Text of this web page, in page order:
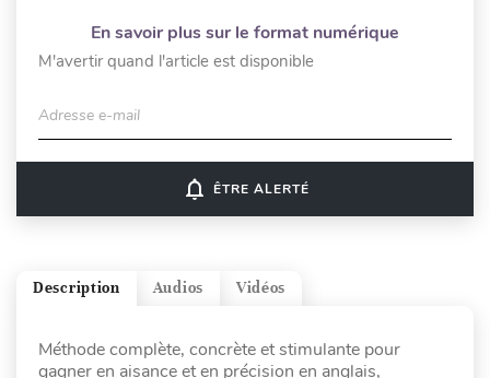
En savoir plus sur le format numérique
M'avertir quand l'article est disponible
Adresse e-mail
notifications_none ÊTRE ALERTÉ
Vidéos
Audios
Description
Méthode complète, concrète et stimulante pour
gagner en aisance et en précision en anglais,